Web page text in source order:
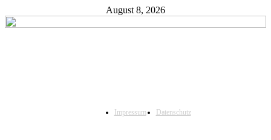
August 8, 2026
Impressum Datenschutz